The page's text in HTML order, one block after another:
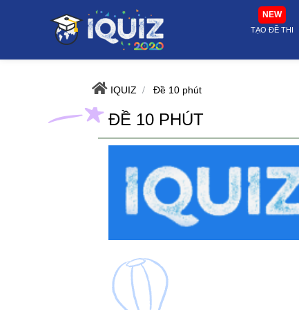
Đề 10 phút | i-quiz.vn@stop article@stop
TẠO ĐỀ THI
NEW
IQUIZ Đề 10 phút
ĐỀ 10 PHÚT